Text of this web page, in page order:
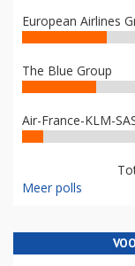
European Airlines
The Blue Group
Air-France-KLM-
Meer polls